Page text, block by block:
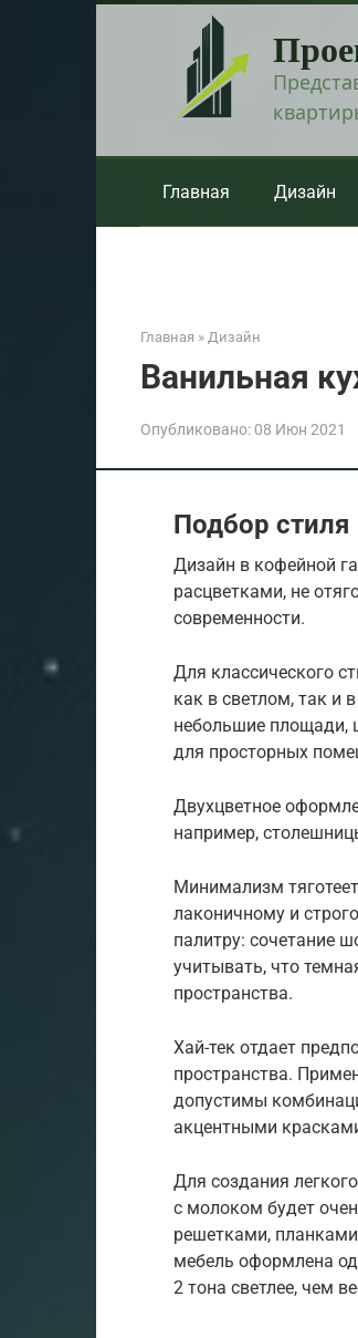
Главная Дизайн
Главная » Дизайн
Ванильная
Опубликовано: 08 Июн 2021
Подбор стиля
Дизайн в кофейной
расцветками, не
современности.
Для классического
как в светлом, так и
небольшие площади,
для просторных
Двухцветное
например,
Минимализм
лаконичному и
палитру: сочетание
учитывать, что
пространства.
Хай-тек отдает
пространства.
допустимы
акцентными
Для создания
с молоком будет
решетками,
мебель оформлена
2 тона светлее, чем